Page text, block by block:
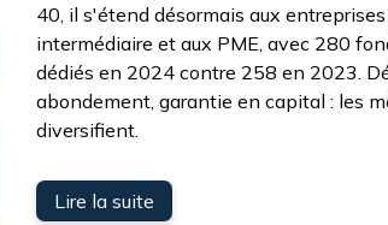
40, il s'étend désormais aux
intermédiaire et aux PME, avec 280
dédiés en 2024 contre 258 en 2023.
abondement, garantie en capital : les
diversifient.
Lire la suite